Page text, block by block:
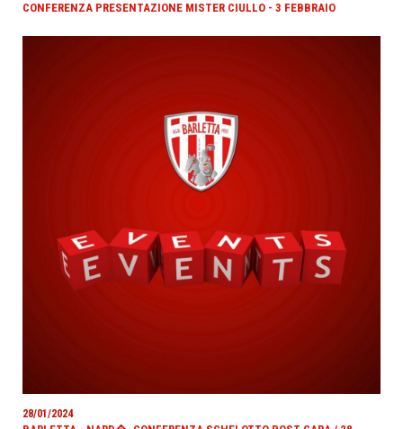
CONFERENZA PRESENTAZIONE MISTER CIULLO - 3 FEBBRAIO
28/01/2024